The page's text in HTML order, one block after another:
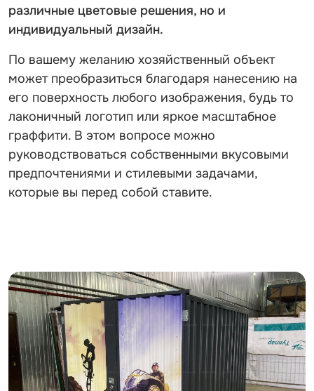
различные цветовые решения, но и
индивидуальный дизайн.
По вашему желанию хозяйственный объект
может преобразиться благодаря нанесению на
его поверхность любого изображения, будь то
лаконичный логотип или яркое масштабное
граффити. В этом вопросе можно
руководствоваться собственными вкусовыми
предпочтениями и стилевыми задачами,
которые вы перед собой ставите.